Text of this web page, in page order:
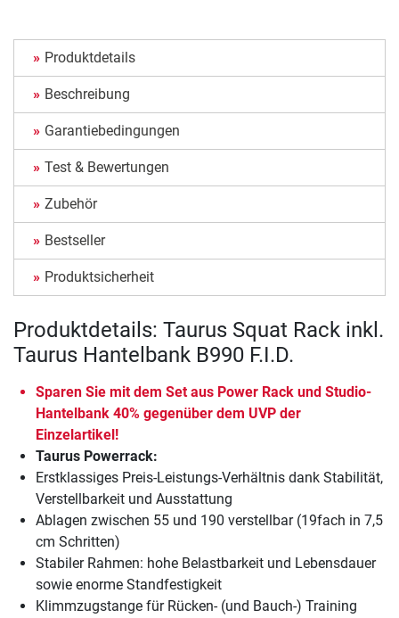
Produktdetails
Beschreibung
Garantiebedingungen
Test & Bewertungen
Zubehör
Bestseller
Produktsicherheit
Produktdetails: Taurus Squat Rack inkl.
Taurus Hantelbank B990 F.I.D.
Sparen Sie mit dem Set aus Power Rack und Studio-
Hantelbank 40% gegenüber dem UVP der
Einzelartikel!
Taurus Powerrack:
Erstklassiges Preis-Leistungs-Verhältnis dank Stabilität,
Verstellbarkeit und Ausstattung
Ablagen zwischen 55 und 190 verstellbar (19fach in 7,5
cm Schritten)
Stabiler Rahmen: hohe Belastbarkeit und Lebensdauer
sowie enorme Standfestigkeit
Klimmzugstange für Rücken- (und Bauch-) Training